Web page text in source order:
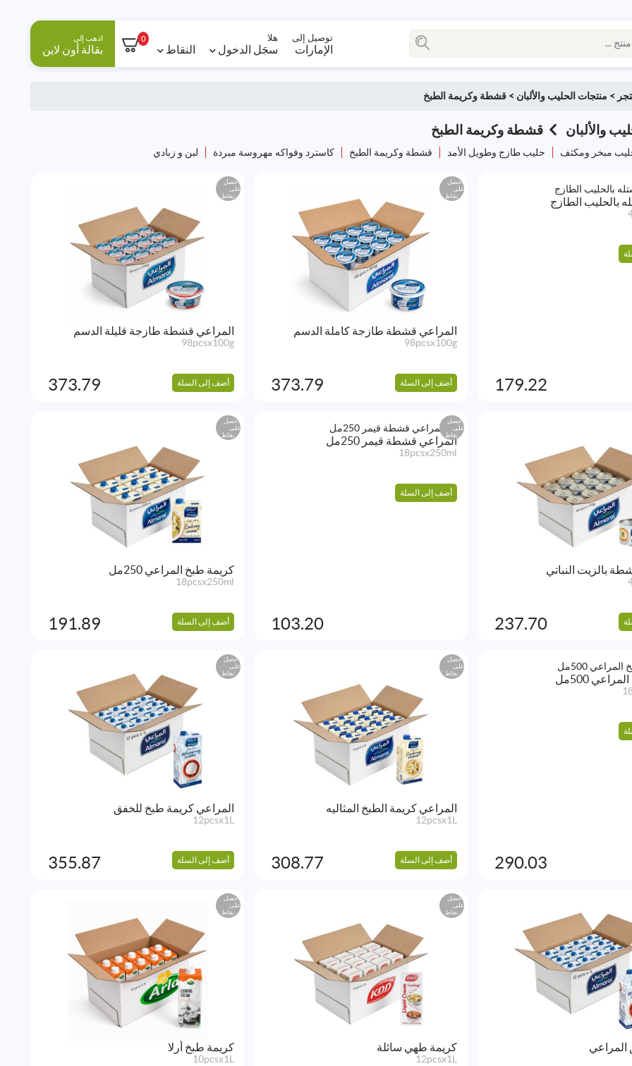
توصيل إلى
الإمارات
هلا
سجَل الدخول النقاط
0 اذهب إلى
بقالة أون لاين
> منتجات الحليب والألبان >قشطة وكريمة الطبخ
والألبان قشطة وكريمة الطبخ
مبخر ومكثف حليب طازج وطويل الأمد قشطة وكريمة الطبخ كاسترد وفواكه مهروسة مبردة لبن و زبادي
بالحليب الطازج
179.22
احصل
على
نقاط
المراعي قشطة طازجة كاملة الدسم
98pcsx100g
أضف إلى السلة 373.79
احصل
على
نقاط
المراعي قشطة طازجة قليلة الدسم
98pcsx100g
أضف إلى السلة 373.79
بالزيت النباتي
237.70
احصل
على
نقاط
المراعي قشطة قيمر 250مل
18pcsx250ml
أضف إلى السلة
103.20
احصل
على
نقاط
كريمة طبخ المراعي 250مل
18pcsx250ml
أضف إلى السلة 191.89
500مل
290.03
احصل
على
نقاط
المراعي كريمة الطبخ المثاليه
12pcsx1L
أضف إلى السلة 308.77
احصل
على
نقاط
المراعي كريمة طبخ للخفق
12pcsx1L
أضف إلى السلة 355.87
احصل
على
نقاط
كريمة طهي سائلة
12pcsx1L
احصل
على
نقاط
كريمة طبخ أرلا
10pcsx1L